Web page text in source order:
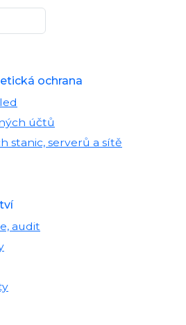
ochrana
účtů
stanic, serverů a sítě
audit